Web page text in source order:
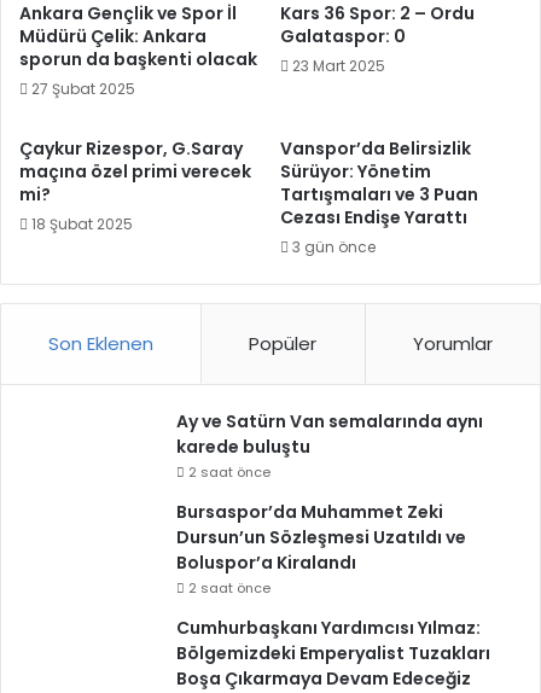
Ankara Gençlik ve Spor İl
Müdürü Çelik: Ankara
sporun da başkenti olacak
27 Şubat 2025
Kars 36 Spor: 2 – Ordu
Galataspor: 0
23 Mart 2025
Çaykur Rizespor, G.Saray
maçına özel primi verecek
mi?
18 Şubat 2025
Vanspor’da Belirsizlik
Sürüyor: Yönetim
Tartışmaları ve 3 Puan
Cezası Endişe Yarattı
3 gün önce
Son Eklenen Popüler Yorumlar
Ay ve Satürn Van semalarında aynı
karede buluştu
2 saat önce
Bursaspor’da Muhammet Zeki
Dursun’un Sözleşmesi Uzatıldı ve
Boluspor’a Kiralandı
2 saat önce
Cumhurbaşkanı Yardımcısı Yılmaz:
Bölgemizdeki Emperyalist Tuzakları
Boşa Çıkarmaya Devam Edeceğiz